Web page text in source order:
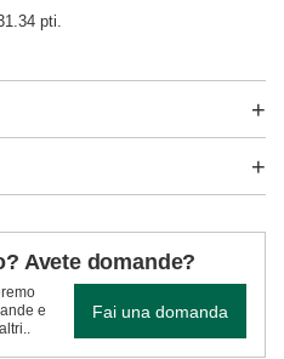
pti.
Avete domande?
e
Fai una domanda